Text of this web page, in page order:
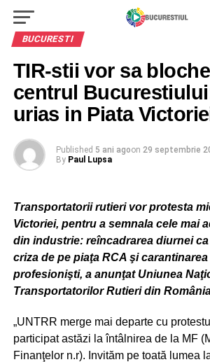
BUCURESTI
TIR-stii vor sa
centrul
urias in Piata
Published 5 ani agoon 29 septembrie
By Paul Lupsa
Transportatorii rutieri vor protesta
Victoriei, pentru a semnala cele mai
din industrie: reîncadrarea diurnei
criza de pe piaţa RCA şi
profesionişti, a anunţat Uniunea
Transportatorilor Rutieri din
„UNTRR merge mai departe cu
participat astăzi la întâlnirea de la MF
Finanţelor n.r). Invităm pe toată lumea